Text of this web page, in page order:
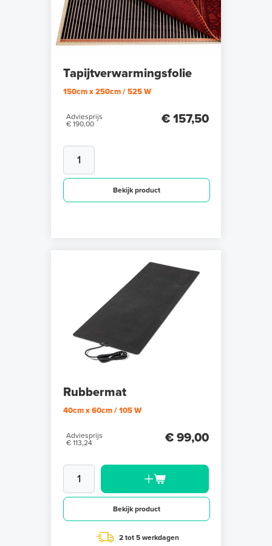
Tapijtverwarmingsfolie
150cm x 250cm / 525 W
Adviesprijs
€ 190,00
€ 157,50
Bekijk product
Rubbermat
40cm x 60cm / 105 W
Adviesprijs
€ 113,24
€ 99,00
Bekijk product
2 tot 5 werkdagen